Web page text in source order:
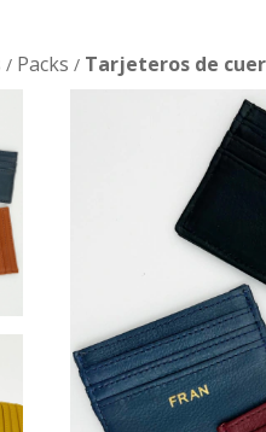
/ Packs / Tarjeteros de